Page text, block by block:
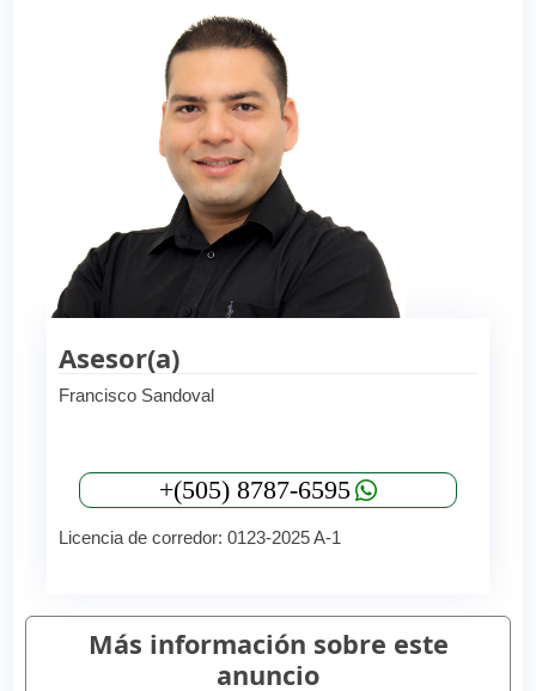
Asesor(a)
Francisco Sandoval
+(505) 8787-6595
Licencia de corredor: 0123-2025 A-1
Más información sobre este
anuncio